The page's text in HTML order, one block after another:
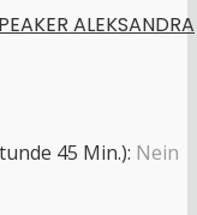
ALEKSANDRA
45 Min.): Nein